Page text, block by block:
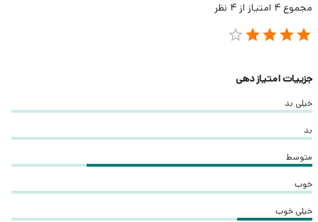
مجموع 4 امتیاز از 4 نظر
جزییات امتیاز دهی
خیلی بد
بد
متوسط
خوب
خیلی خوب